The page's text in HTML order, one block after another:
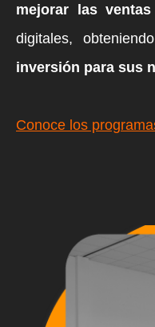
mejorar las ventas
digitales,
inversión para sus
Conoce los